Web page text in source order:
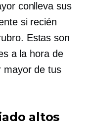
conlleva sus
si recién
Estas son
a la hora de
mayor de tus
altos